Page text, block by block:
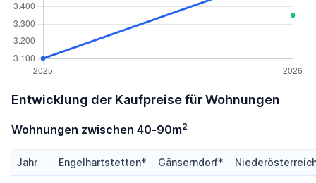
Entwicklung der Kaufpreise für Wohnungen
Wohnungen zwischen 40-90m2
Jahr Engelhartstetten* Gänserndorf*